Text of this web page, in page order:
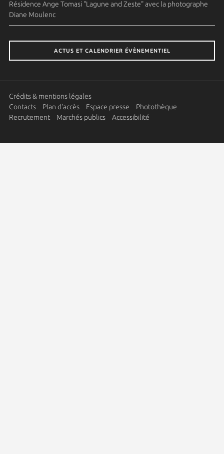
Résidence Ange Tomasi "Lagune and Zeste" avec la photographe
Diane Moulenc
ACTUS ET CALENDRIER ÉVÈNEMENTIEL
Crédits & mentions légales
Contacts
Plan d'accès Espace presse
Photothèque
Recrutement
Marchés publics Accessibilité